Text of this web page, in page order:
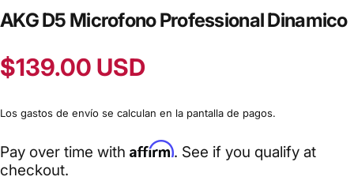
AKGD5 MicrofonoProfessionalDinamico
$139.00 USD
Los gastos de envío se calculan en la pantalla de pagos.
Pay over time with Affirm. See if you qualify at
checkout.